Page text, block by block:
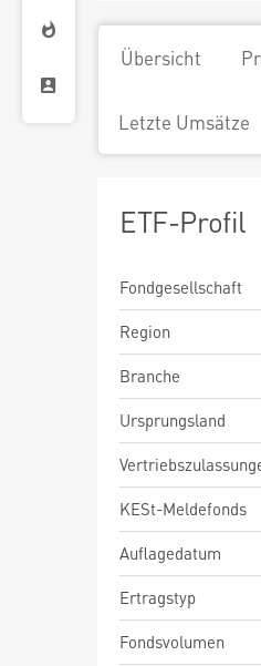
Übersicht
Letzte Umsätze
ETF-Profil
Fondgesellschaft
Region
Branche
Ursprungsland
KESt-Meldefonds
Auflagedatum
Ertragstyp
Fondsvolumen